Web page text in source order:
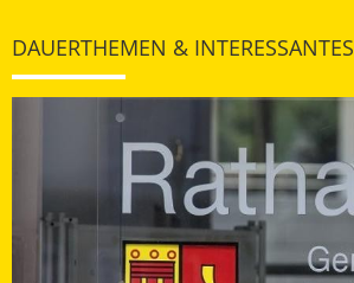
DAUERTHEMEN & INTERESSANTES